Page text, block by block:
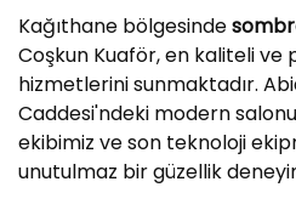
Kağıthane bölgesinde
Coşkun Kuaför, en kaliteli ve
hizmetlerini sunmaktadır.
Caddesi'ndeki modern
ekibimiz ve son teknoloji
unutulmaz bir güzellik